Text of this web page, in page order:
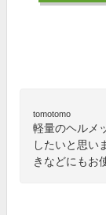
tomotomo
軽量のヘルメ
したいと思い
きなどにもお